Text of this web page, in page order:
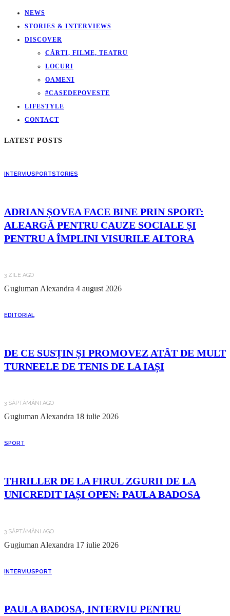
NEWS
STORIES & INTERVIEWS
DISCOVER
CĂRTI, FILME, TEATRU
LOCURI
OAMENI
#CASEDEPOVESTE
LIFESTYLE
CONTACT
LATEST POSTS
INTERVIUSPORTSTORIES
ADRIAN ȘOVEA FACE BINE PRIN SPORT:
ALEARGĂ PENTRU CAUZE SOCIALE ȘI
PENTRU A ÎMPLINI VISURILE ALTORA
3 ZILE AGO
Gugiuman Alexandra 4 august 2026
EDITORIAL
DE CE SUSȚIN ȘI PROMOVEZ ATÂT DE MULT
TURNEELE DE TENIS DE LA IAȘI
3 SĂPTĂMÂNI AGO
Gugiuman Alexandra 18 iulie 2026
SPORT
THRILLER DE LA FIRUL ZGURII DE LA
UNICREDIT IAȘI OPEN: PAULA BADOSA
3 SĂPTĂMÂNI AGO
Gugiuman Alexandra 17 iulie 2026
INTERVIUSPORT
PAULA BADOSA, INTERVIU PENTRU